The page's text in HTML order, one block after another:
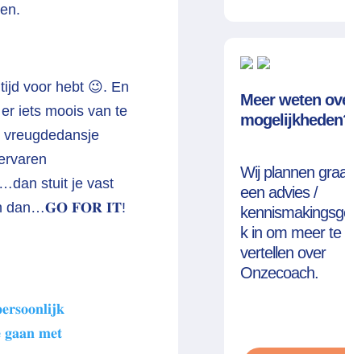
voor hebt 😉. En
iets moois van te
vreugdedansje
stuit je vast
dan…𝐆𝐎 𝐅𝐎𝐑 𝐈𝐓!
𝐠𝐚𝐚𝐧 𝐦𝐞𝐭
Meer weten
Wij plannen
een advies /
k in om meer te
vertellen over
Onzecoach.